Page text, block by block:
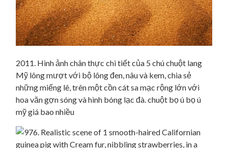
2011. Hình ảnh chân thực chi tiết của 5 chú chuột lang
Mỹ lông mượt với bộ lông đen, nâu và kem, chia sẻ
những miếng lê, trên một cồn cát sa mạc rộng lớn với
hoa văn gợn sóng và hình bóng lạc đà. chuột bọ ú bọ ú
mỹ giá bao nhiều